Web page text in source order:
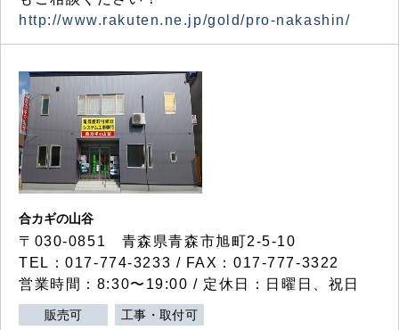
http://www.rakuten.ne.jp/gold/pro-nakashin/
合カギの山谷
〒030-0851 青森県青森市旭町2-5-10
TEL：017-774-3233 / FAX：017-777-3322
営業時間：8:30〜19:00 / 定休日：日曜日、祝日
販売可 工事・取付可